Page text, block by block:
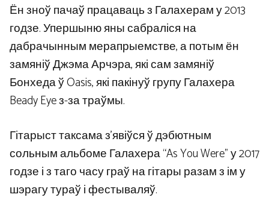
Ён зноў пачаў працаваць з Галахерам у 2013
годзе. Упершыню яны сабраліся на
дабрачынным мерапрыемстве, а потым ён
замяніў Джэма Арчэра, які сам замяніў
Бонхеда ў Oasis, які пакінуў групу Галахера
Beady Eye з-за траўмы.
Гітарыст таксама з’явіўся ў дэбютным
сольным альбоме Галахера “As You Were” у 2017
годзе і з таго часу граў на гітары разам з ім у
шэрагу тураў і фестываляў.